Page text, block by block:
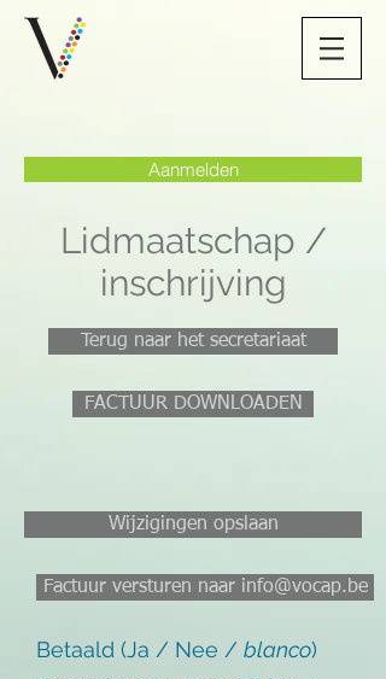
Aanmelden
Lidmaatschap /
inschrijving
Terug naar het secretariaat
FACTUUR DOWNLOADEN
Wijzigingen opslaan
Factuur versturen naar info@vocap.be
Betaald (Ja / Nee / blanco)